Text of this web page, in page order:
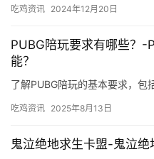
吃鸡资讯 2024年12月20日
PUBG陪玩要求有哪些？-
能？
了解PUBG陪玩的基本要求，包
吃鸡资讯 2025年8月13日
鬼泣绝地求生卡盟-鬼泣